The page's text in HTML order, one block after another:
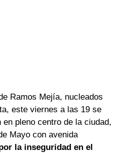
Ramos Mejía, nucleados
este viernes a las 19 se
pleno centro de la ciudad,
Mayo con avenida
la inseguridad en el